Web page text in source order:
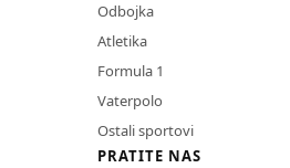
Odbojka
Atletika
Formula 1
Vaterpolo
Ostali sportovi
PRATITE NAS